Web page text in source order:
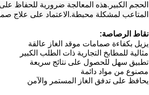
الحجم الكبير.هذه المعالجة ضرورية للحفاظ
المتاعب لمشكلة محبطة.الاعتماد على علاج
نقاط الرصاصة:
يزيل بكفاءة صمامات موقد الغاز عالقة
مثالية للمطابخ التجارية ذات الطلب الكبير
تطبيق سهل للحصول على نتائج سريعة
مصنوع من مواد دائمة
يحافظ على تدفق الغاز المستمر والآمن